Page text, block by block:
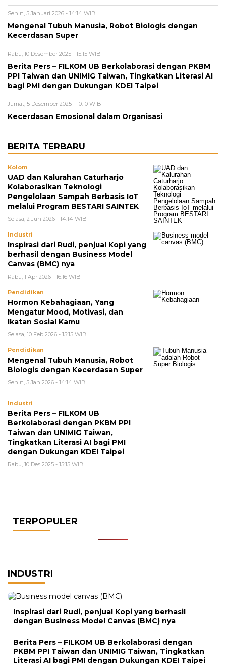
Senin, 5 Januari 2026 - 14:14 WIB
Mengenal Tubuh Manusia, Robot Biologis dengan
Kecerdasan Super
Rabu, 10 Desember 2025 - 15:15 WIB
Berita Pers – FILKOM UB Berkolaborasi dengan PKBM
PPI Taiwan dan UNIMIG Taiwan, Tingkatkan Literasi AI
bagi PMI dengan Dukungan KDEI Taipei
Jumat, 5 Desember 2025 - 10:10 WIB
Kecerdasan Emosional dalam Organisasi
BERITA TERBARU
Kolom
UAD dan Kalurahan Caturharjo
Kolaborasikan Teknologi
Pengelolaan Sampah Berbasis IoT
melalui Program BESTARI SAINTEK
Selasa, 2 Jun 2026 - 14:14 WIB
Industri
Inspirasi dari Rudi, penjual Kopi yang
berhasil dengan Business Model
Canvas (BMC) nya
Rabu, 1 Apr 2026 - 16:16 WIB
Pendidikan
Hormon Kebahagiaan, Yang
Mengatur Mood, Motivasi, dan
Ikatan Sosial Kamu
Selasa, 10 Feb 2026 - 15:15 WIB
Pendidikan
Mengenal Tubuh Manusia, Robot
Biologis dengan Kecerdasan Super
Senin, 5 Jan 2026 - 14:14 WIB
Industri
Berita Pers – FILKOM UB
Berkolaborasi dengan PKBM PPI
Taiwan dan UNIMIG Taiwan,
Tingkatkan Literasi AI bagi PMI
dengan Dukungan KDEI Taipei
Rabu, 10 Des 2025 - 15:15 WIB
TERPOPULER
INDUSTRI
Inspirasi dari Rudi, penjual Kopi yang berhasil
dengan Business Model Canvas (BMC) nya
Berita Pers – FILKOM UB Berkolaborasi dengan
PKBM PPI Taiwan dan UNIMIG Taiwan, Tingkatkan
Literasi AI bagi PMI dengan Dukungan KDEI Taipei